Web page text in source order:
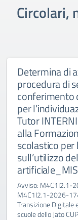
Circolari,
Determina di
procedura di
conferimento
per
Tutor
alla
scolastico
sull’utilizzo
Avviso: M4C1I2.1-
M4C1I2.1-2026-
Transizione Digitale
scuole dello Jato